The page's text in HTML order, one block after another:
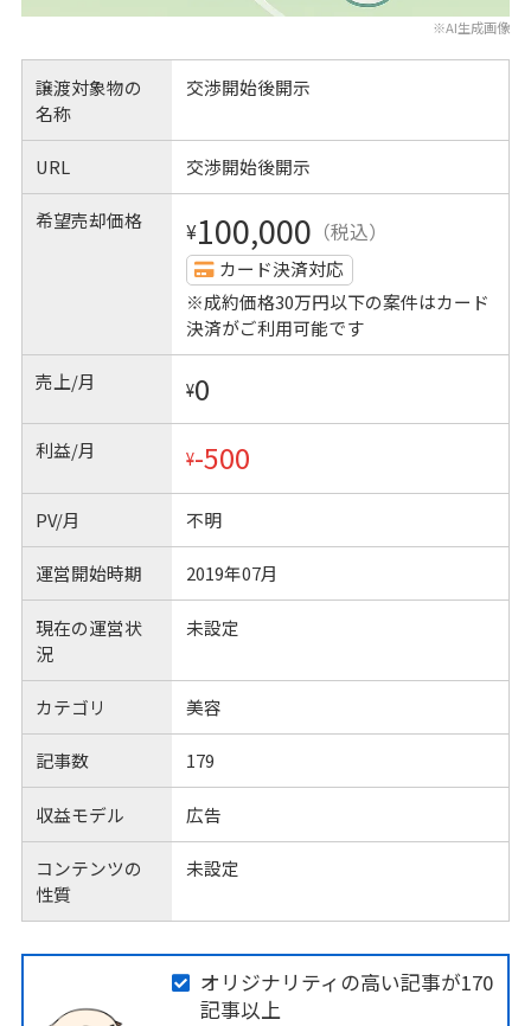
※AI生成画像
譲渡対象物の
名称
交渉開始後開示
URL 交渉開始後開示
希望売却価格 ¥100,000 （税込）
カード決済対応
※成約価格30万円以下の案件はカード
決済がご利用可能です
売上/月 ¥0
利益/月 ¥-500
PV/月 不明
運営開始時期 2019年07月
現在の運営状
況
未設定
カテゴリ 美容
記事数 179
収益モデル 広告
コンテンツの
性質
未設定
オリジナリティの高い記事が170
記事以上